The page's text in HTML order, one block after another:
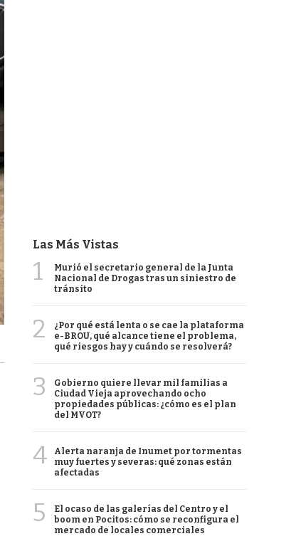
Las Más Vistas
1
Murió el secretario general de la Junta
Nacional de Drogas tras un siniestro de
tránsito
2
¿Por qué está lenta o se cae la plataforma
e-BROU, qué alcance tiene el problema,
qué riesgos hay y cuándo se resolverá?
3
Gobierno quiere llevar mil familias a
Ciudad Vieja aprovechando ocho
propiedades públicas: ¿cómo es el plan
del MVOT?
4
Alerta naranja de Inumet por tormentas
muy fuertes y severas: qué zonas están
afectadas
5
El ocaso de las galerías del Centro y el
boom en Pocitos: cómo se reconfigura el
mercado de locales comerciales